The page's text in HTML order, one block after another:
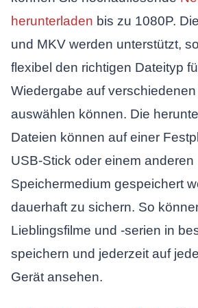
herunterladen bis zu 1080P.
und MKV werden unterstützt,
flexibel den richtigen Dateityp
Wiedergabe auf
auswählen können. Die
Dateien können auf einer
USB-Stick oder einem anderen
Speichermedium gespeichert
dauerhaft zu sichern. So
Lieblingsfilme und -serien in
speichern und jederzeit auf
Gerät ansehen.